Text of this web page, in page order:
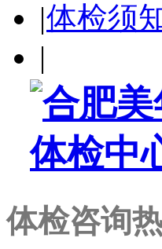
|体检须
|
体检咨询